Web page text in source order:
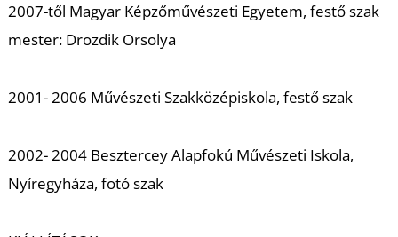
2007-től Magyar Képzőművészeti Egyetem, festő szak
mester: Drozdik Orsolya
2001- 2006 Művészeti Szakközépiskola, festő szak
2002- 2004 Besztercey Alapfokú Művészeti Iskola,
Nyíregyháza, fotó szak